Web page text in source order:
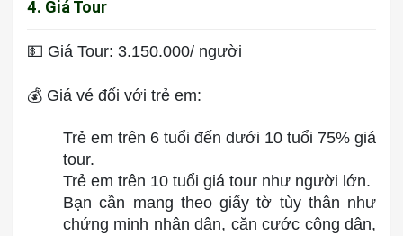
4. Giá Tour
💵 Giá Tour: 3.150.000/ người
💰 Giá vé đối với trẻ em:
Trẻ em trên 6 tuổi đến dưới 10 tuổi 75% giá
tour.
Trẻ em trên 10 tuổi giá tour như người lớn.
Bạn cần mang theo giấy tờ tùy thân như
chứng minh nhân dân, căn cước công dân,